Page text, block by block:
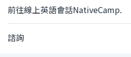
前往線上英語會話NativeCamp.
諮詢